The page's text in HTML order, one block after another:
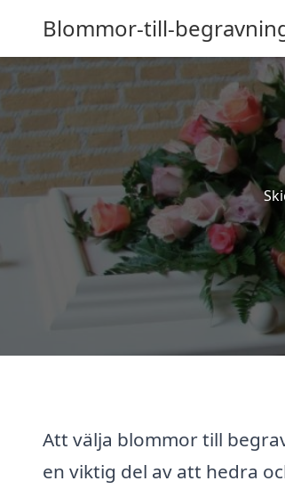
Blommor-till-
Att välja blommor till
en viktig del av att hedra